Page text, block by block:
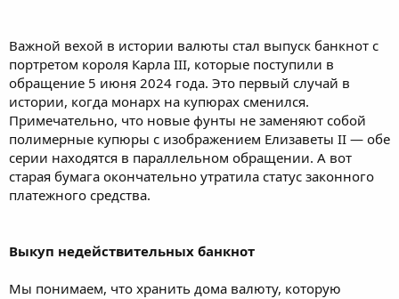
Важной вехой в истории валюты стал выпуск банкнот с
портретом короля Карла III, которые поступили в
обращение 5 июня 2024 года. Это первый случай в
истории, когда монарх на купюрах сменился.
Примечательно, что новые фунты не заменяют собой
полимерные купюры с изображением Елизаветы II — обе
серии находятся в параллельном обращении. А вот
старая бумага окончательно утратила статус законного
платежного средства.
Выкуп недействительных банкнот
Мы понимаем, что хранить дома валюту, которую